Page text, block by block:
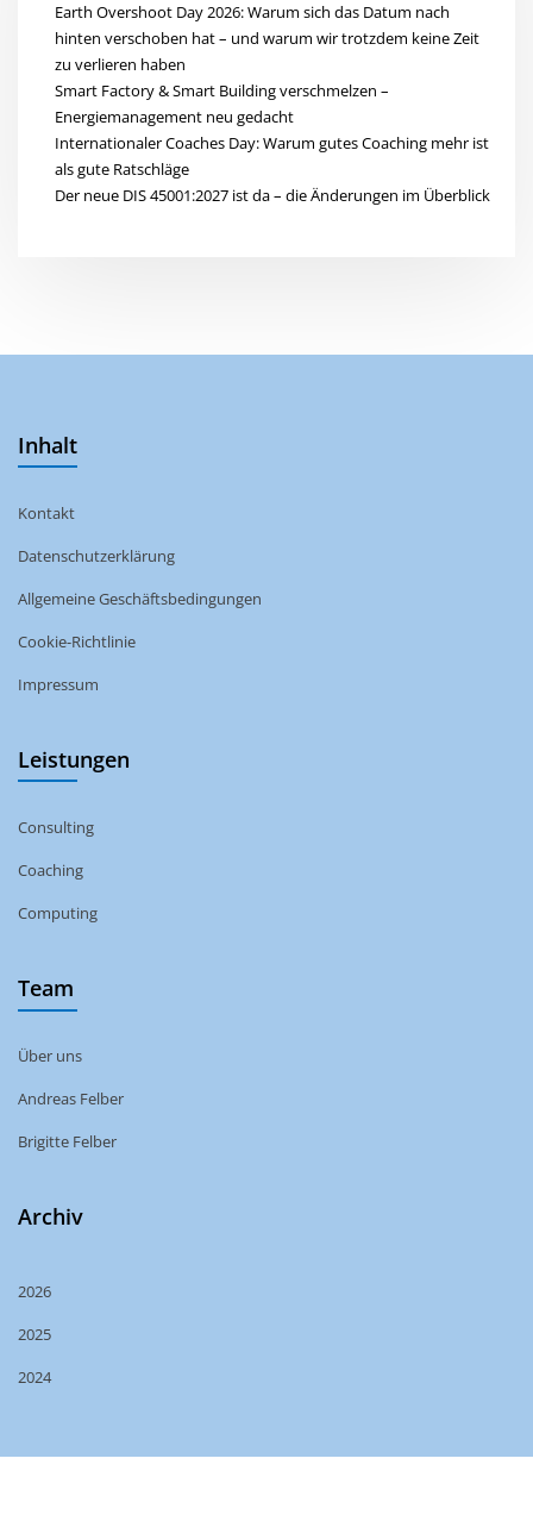
Earth Overshoot Day 2026: Warum sich das Datum nach
hinten verschoben hat – und warum wir trotzdem keine Zeit
zu verlieren haben
Smart Factory & Smart Building verschmelzen –
Energiemanagement neu gedacht
Internationaler Coaches Day: Warum gutes Coaching mehr ist
als gute Ratschläge
Der neue DIS 45001:2027 ist da – die Änderungen im Überblick
Inhalt
Kontakt
Datenschutzerklärung
Allgemeine Geschäftsbedingungen
Cookie-Richtlinie
Impressum
Leistungen
Consulting
Coaching
Computing
Team
Über uns
Andreas Felber
Brigitte Felber
Archiv
2026
2025
2024